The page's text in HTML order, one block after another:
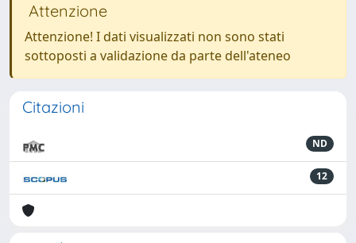
Attenzione
Attenzione! I dati visualizzati non sono stati
sottoposti a validazione da parte dell'ateneo
Citazioni
ND
12